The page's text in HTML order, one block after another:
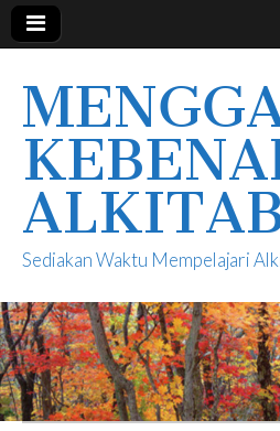
Sediakan Waktu Mempelajari